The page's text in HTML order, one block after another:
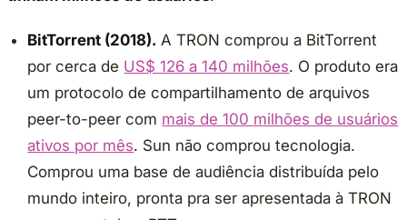
BitTorrent (2018). A TRON comprou a BitTorrent
por cerca de US$ 126 a 140 milhões. O produto era
um protocolo de compartilhamento de arquivos
peer-to-peer com mais de 100 milhões de usuários
ativos por mês. Sun não comprou tecnologia.
Comprou uma base de audiência distribuída pelo
mundo inteiro, pronta pra ser apresentada à TRON